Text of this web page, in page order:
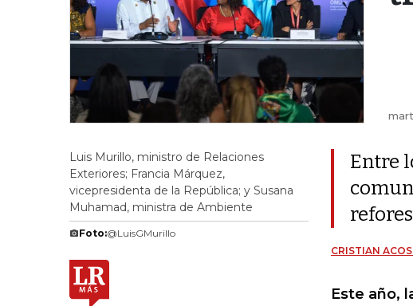
Luis Murillo, ministro de Relaciones
Exteriores; Francia Márquez,
vicepresidenta de la República; y Susana
Muhamad, ministra de Ambiente
Foto:@LuisGMurillo
Entre
CRISTIAN
Este año,